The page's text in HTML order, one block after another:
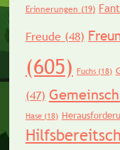
Erinnerungen (19)
Freude(48)
(605) Fuchs(18)
(47)
Hase(18)